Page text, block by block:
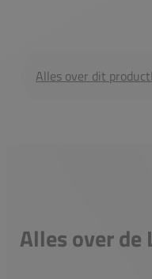
Alles over dit product
Alles over de